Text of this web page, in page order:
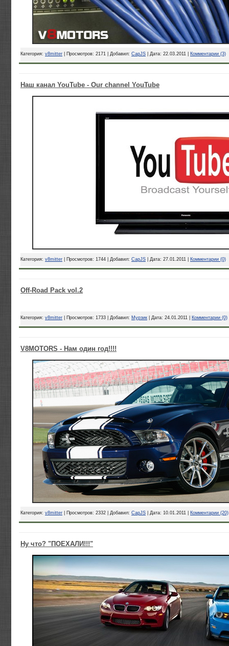
Категория: v8mitter | Просмотров: 2171 | Добавил: CapJS | Дата: 22.03.2011 Комментарии (3)
Наш канал YouTube - Our channel YouTube
Категория: v8mitter | Просмотров: 1744 | Добавил: CapJS | Дата: 27.01.2011 Комментарии (0)
Off-Road Pack vol.2
Категория: v8mitter | Просмотров: 1733 | Добавил: Мурзик | Дата: 24.01.2011 Комментарии (0)
V8MOTORS - Нам один год!!!!
Категория: v8mitter | Просмотров: 2332 | Добавил: CapJS | Дата: 10.01.2011 Комментарии (20)
Ну что? "ПОЕХАЛИ!!!"